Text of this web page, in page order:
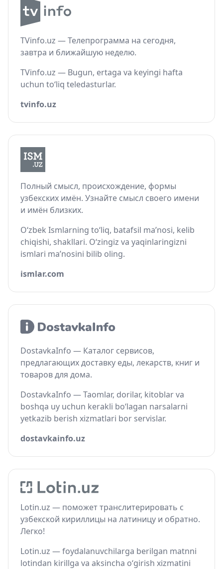
TVinfo.uz — Телепрограмма на сегодня,
завтра и ближайшую неделю.
TVinfo.uz — Bugun, ertaga va keyingi hafta
uchun to‘liq teledasturlar.
tvinfo.uz
Полный смысл, происхождение, формы
узбекских имён. Узнайте смысл своего имени
и имён близких.
O‘zbek Ismlarning to‘liq, batafsil ma’nosi, kelib
chiqishi, shakllari. O‘zingiz va yaqinlaringizni
ismlari ma’nosini bilib oling.
ismlar.com
DostavkaInfo — Каталог сервисов,
предлагающих доставку еды, лекарств, книг и
товаров для дома.
DostavkaInfo — Taomlar, dorilar, kitoblar va
boshqa uy uchun kerakli bo‘lagan narsalarni
yetkazib berish xizmatlari bor servislar.
dostavkainfo.uz
Lotin.uz — поможет транслитерировать с
узбекской кириллицы на латиницу и обратно.
Легко!
Lotin.uz — foydalanuvchilarga berilgan matnni
lotindan kirillga va aksincha o‘girish xizmatini